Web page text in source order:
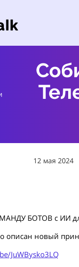
12 мая 2024
БОТОВ c ИИ для
описан новый
JuWBysko3LQ